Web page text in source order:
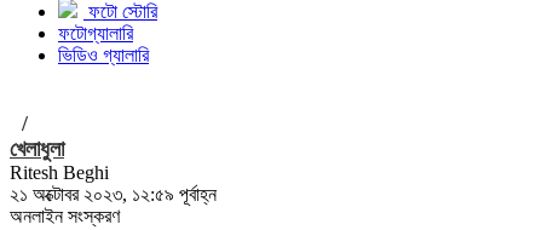
ফটো স্টোরি
ফটোগ্যালারি
ভিডিও গ্যালারি
/
খেলাধুলা
Ritesh Beghi
২১ অক্টোবর ২০২৩, ১২:৫৯ পূর্বাহ্ন
অনলাইন সংস্করণ